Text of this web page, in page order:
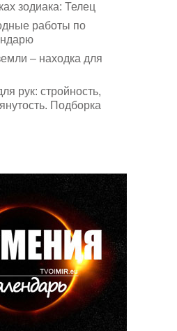
зодиака: Телец
работы по
– находка для
рук: стройность,
Подборка